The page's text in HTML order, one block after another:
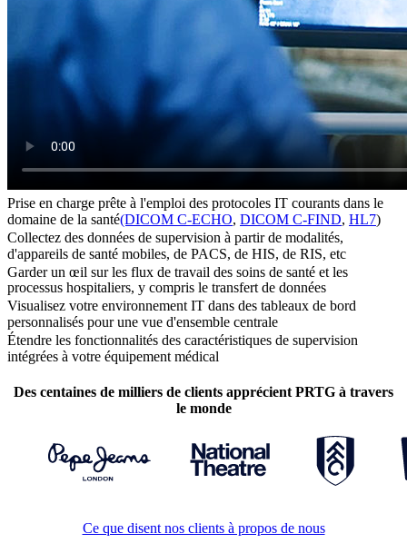
Prise en charge prête à l'emploi des protocoles IT courants dans le
domaine de la santé(DICOM C-ECHO, DICOM C-FIND, HL7)
Collectez des données de supervision à partir de modalités,
d'appareils de santé mobiles, de PACS, de HIS, de RIS, etc
Garder un œil sur les flux de travail des soins de santé et les
processus hospitaliers, y compris le transfert de données
Visualisez votre environnement IT dans des tableaux de bord
personnalisés pour une vue d'ensemble centrale
Étendre les fonctionnalités des caractéristiques de supervision
intégrées à votre équipement médical
Des centaines de milliers de clients apprécient PRTG à travers
le monde
Ce que disent nos clients à propos de nous